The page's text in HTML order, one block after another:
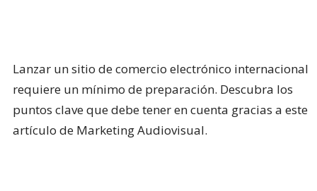
Lanzar un sitio de comercio electrónico internacional
requiere un mínimo de preparación. Descubra los
puntos clave que debe tener en cuenta gracias a este
artículo de Marketing Audiovisual.